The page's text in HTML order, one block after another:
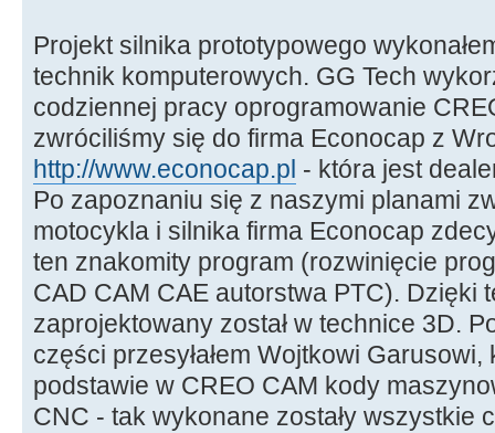
Projekt silnika prototypowego
technik komputerowych. GG Tech
codziennej pracy oprogramowanie
zwróciliśmy się do firma Econocap z
http://www.econocap.pl - która jest
Po zapoznaniu się z naszymi planami
motocykla i silnika firma Econocap
ten znakomity program (rozwinięcie
CAD CAM CAE autorstwa PTC). Dzięki
zaprojektowany został w technice 3D.
części przesyłałem Wojtkowi Garusowi,
podstawie w CREO CAM kody
CNC - tak wykonane zostały wszystkie